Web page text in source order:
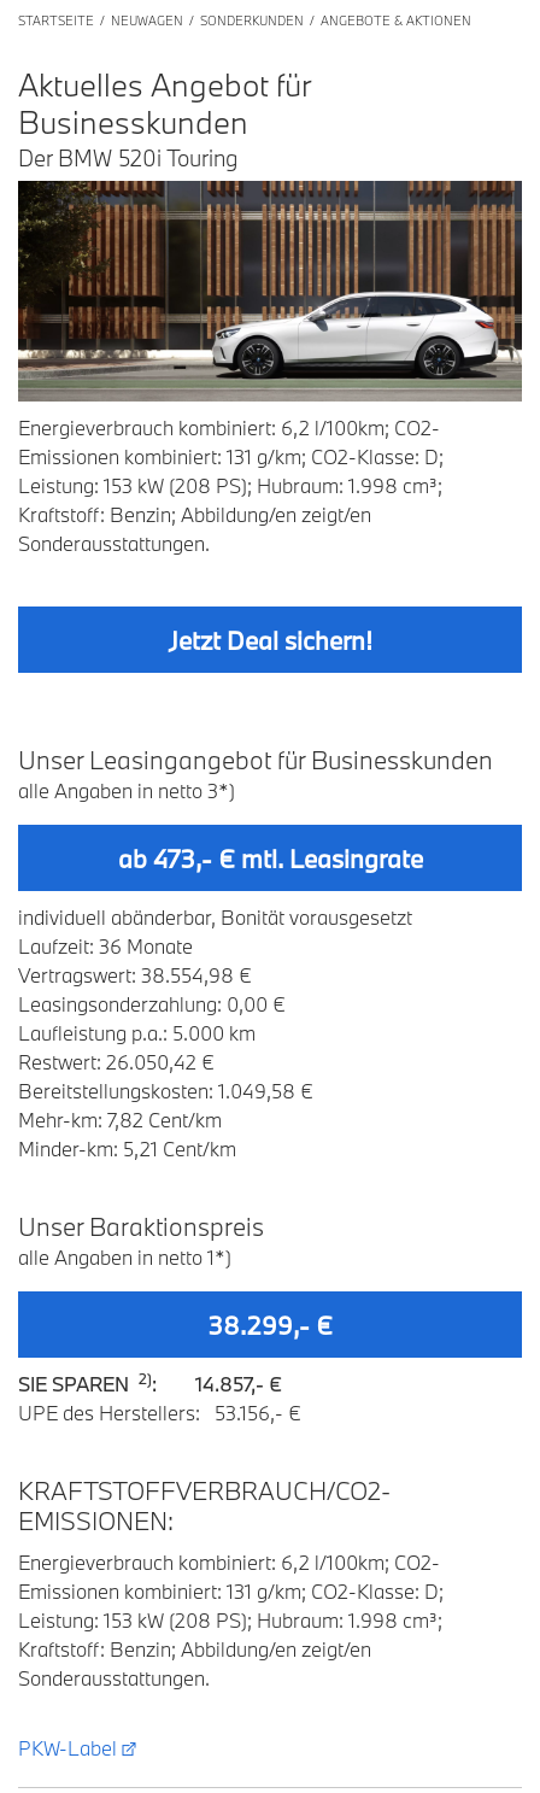
STARTSEITE NEUWAGEN SONDERKUNDEN ANGEBOTE & AKTIONEN
Aktuelles Angebot für
Businesskunden
Der BMW 520i Touring
Energieverbrauch kombiniert: 6,2 l/100km; CO2-
Emissionen kombiniert: 131 g/km; CO2-Klasse: D;
Leistung: 153 kW (208 PS); Hubraum: 1.998 cm³;
Kraftstoff: Benzin; Abbildung/en zeigt/en
Sonderausstattungen.
Jetzt Deal sichern!
UnserLeasingangebot fürBusinesskunden
alle Angaben in netto 3*)
ab 473,- € mtl. Leasingrate
individuell abänderbar, Bonität vorausgesetzt
Laufzeit: 36 Monate
Vertragswert: 38.554,98 €
Leasingsonderzahlung: 0,00 €
Laufleistung p.a.: 5.000 km
Restwert: 26.050,42 €
Bereitstellungskosten: 1.049,58 €
Mehr-km: 7,82 Cent/km
Minder-km: 5,21 Cent/km
UnserBaraktionspreis
alle Angaben in netto 1*)
38.299,- €
SIE SPAREN 2): 14.857,- €
UPE des Herstellers: 53.156,- €
KRAFTSTOFFVERBRAUCH/CO2-
EMISSIONEN:
Energieverbrauch kombiniert: 6,2 l/100km; CO2-
Emissionen kombiniert: 131 g/km; CO2-Klasse: D;
Leistung: 153 kW (208 PS); Hubraum: 1.998 cm³;
Kraftstoff: Benzin; Abbildung/en zeigt/en
Sonderausstattungen.
PKW-Label